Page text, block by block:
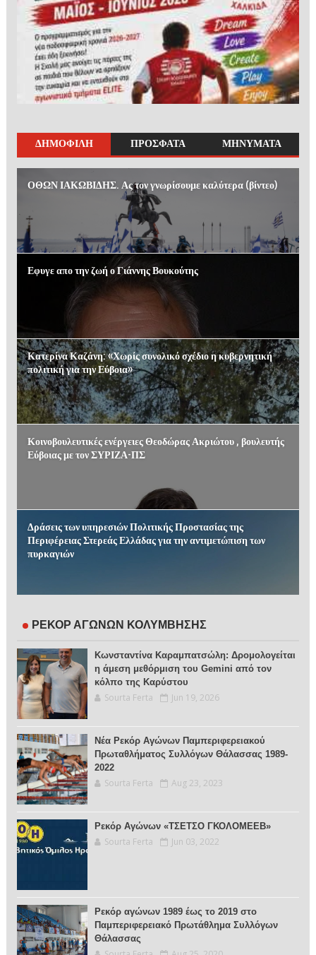
ΔΗΜΟΦΙΛΗ ΠΡΟΣΦΑΤΑ ΜΗΝΥΜΑΤΑ
ΟΘΩΝ ΙΑΚΩΒΙΔΗΣ. Ας τον γνωρίσουμε καλύτερα (βίντεο)
Εφυγε απο την ζωή ο Γιάννης Βουκούτης
Κατερίνα Καζάνη: «Χωρίς συνολικό σχέδιο η κυβερνητική
πολιτική για την Εύβοια»
Κοινοβουλευτικές ενέργειες Θεοδώρας Ακριώτου , βουλευτής
Εύβοιας με τον ΣΥΡΙΖΑ-ΠΣ
Δράσεις των υπηρεσιών Πολιτικής Προστασίας της
Περιφέρειας Στερεάς Ελλάδας για την αντιμετώπιση των
πυρκαγιών
ΡΕΚΟΡ ΑΓΩΝΩΝ ΚΟΛΥΜΒΗΣΗΣ
Κωνσταντίνα Καραμπατσώλη: Δρομολογείται
η άμεση μεθόρμιση του Gemini από τον
κόλπο της Καρύστου
Sourta Ferta Jun 19, 2026
Νέα Ρεκόρ Αγώνων Παμπεριφερειακού
Πρωταθλήματος Συλλόγων Θάλασσας 1989-
2022
Sourta Ferta Aug 23, 2023
Ρεκόρ Αγώνων «ΤΣΕΤΣΟ ΓΚΟΛΟΜΕΕΒ»
Sourta Ferta Jun 03, 2022
Ρεκόρ αγώνων 1989 έως το 2019 στο
Παμπεριφερειακό Πρωτάθλημα Συλλόγων
Θάλασσας